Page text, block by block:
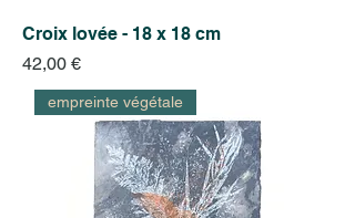
Croix lovée - 18 x 18 cm
Prix
42,00 €
empreinte végétale